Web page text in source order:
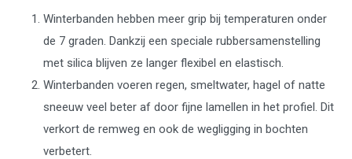
Winterbanden hebben meer grip bij temperaturen onder
de 7 graden. Dankzij een speciale rubbersamenstelling
met silica blijven ze langer flexibel en elastisch.
Winterbanden voeren regen, smeltwater, hagel of natte
sneeuw veel beter af door fijne lamellen in het profiel. Dit
verkort de remweg en ook de wegligging in bochten
verbetert.